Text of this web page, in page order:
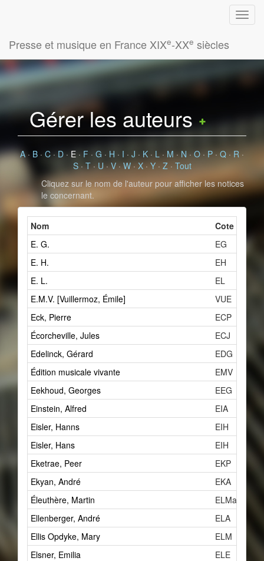
Presse et musique en France XIXe-XXe siècles
Gérer les auteurs
A· B · C ·D · E · F · G · H · I · J · K · L · M·N·O· P·Q ·R ·
S·T·U·V·W·X·Y· Z· Tout
Cliquez sur le nom de l'auteur pour afficher les notices
le concernant.
Nom Cote
E. G.
EG
E. H.
EH
E. L.
EL
E.M.V. [Vuillermoz, Émile]
VUE
Eck, Pierre
ECP
Écorcheville, Jules
ECJ
Edelinck, Gérard
EDG
Édition musicale vivante
EMV
Eekhoud, Georges
EEG
Einstein, Alfred
EIA
Eisler, Hanns
EIH
Eisler, Hans
EIH
Eketrae, Peer
EKP
Ekyan, André
EKA
Éleuthère, Martin
ELMa
Ellenberger, André
ELA
Ellis Opdyke, Mary
ELM
Elsner, Emilia
ELE